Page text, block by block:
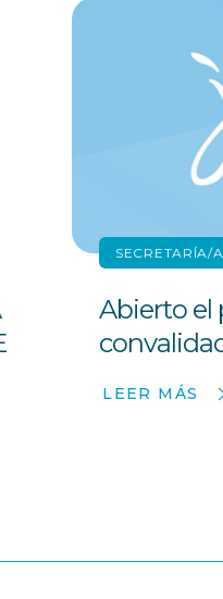
SECRETARÍA/
Abierto el
LEER MÁS